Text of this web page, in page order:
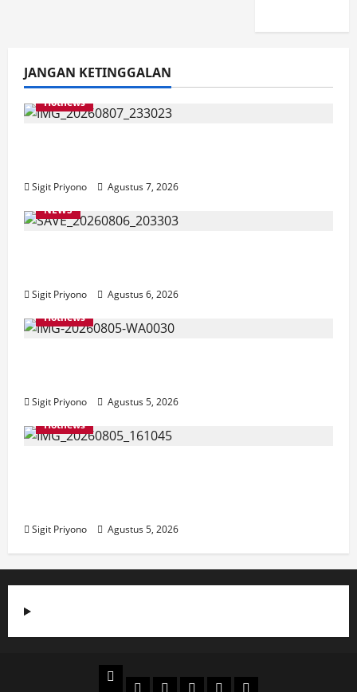
JANGAN KETINGGALAN
Hotnews
Sigit Priyono
Agustus 7, 2026
NEWS
Sigit Priyono
Agustus 6, 2026
Hotnews
Sigit Priyono
Agustus 5, 2026
Hotnews
Sigit Priyono Agustus 5, 2026
Beranda
PolitikOtomotifEkonomiSosialtentang